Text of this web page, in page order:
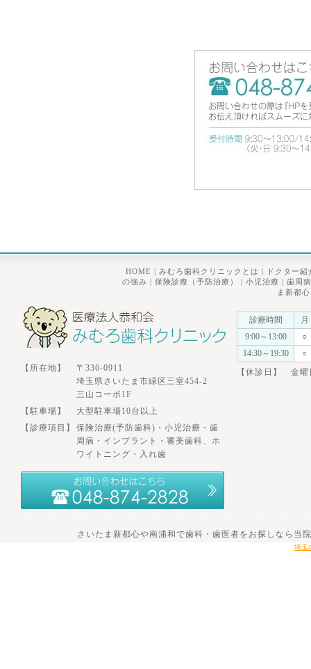
HOME | みむろ歯科クリニックとは |
ドクター紹
の強み | 保険診療（予防治療） | 小児治療 | 歯周
ま新都
【所在地】
〒336-0911
埼玉県さいたま市緑区三室454-2
三山コーポ1F
【駐車場】
大型駐車場10台以上
【診療項目】
保険治療(予防歯科)・小児治療・歯
周病・インプラント・審美歯科、ホ
ワイトニング・入れ歯
診療時間
月
9:00～13:00
○
14:30～19:30
○
【休診日】 金曜
さいたま新都心や南浦和で歯科・歯医者をお探しなら当
埼玉